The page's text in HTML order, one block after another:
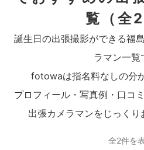
覧
（全
誕生日の出張撮影ができる福
ラマン一覧
fotowaは指名料なしの分
プロフィール・写真例・口コ
出張カメラマンをじっくり
全2件を